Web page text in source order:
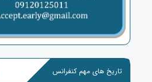
تاریخ های مهم کنفرانس